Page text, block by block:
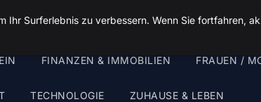
FINANZEN & IMMOBILIEN FRAUEN /
TECHNOLOGIE ZUHAUSE & LEBEN
Ihr Surferlebnis zu verbessern. Wenn Sie fortfahren,